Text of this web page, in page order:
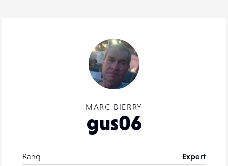
MARC BIERRY
gus06
Rang
Expert